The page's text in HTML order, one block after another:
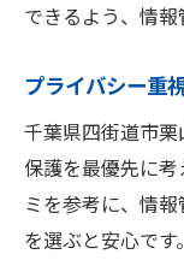
できるよう、情報
プライバシー重
千葉県四街道市
保護を最優先に
ミを参考に、情
を選ぶと安心です。